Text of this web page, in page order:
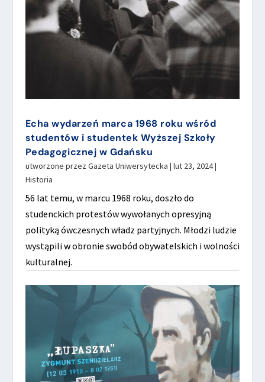
Echa wydarzeń marca 1968 roku wśród
studentów i studentek Wyższej Szkoły
Pedagogicznej w Gdańsku
utworzone przez Gazeta Uniwersytecka | lut 23, 2024|
Historia
56 lat temu, w marcu 1968 roku, doszło do
studenckich protestów wywołanych opresyjną
polityką ówczesnych władz partyjnych. Młodzi ludzie
wystąpili w obronie swobód obywatelskich i wolności
kulturalnej.